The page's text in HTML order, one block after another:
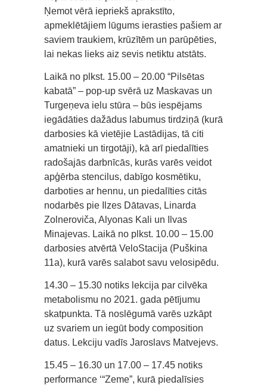
Ņemot vērā iepriekš aprakstīto,
apmeklētājiem lūgums ierasties pašiem ar
saviem traukiem, krūzītēm un parūpēties,
lai nekas lieks aiz sevis netiktu atstāts.
Laikā no plkst. 15.00 – 20.00 “Pilsētas
kabatā” – pop-up svērā uz Maskavas un
Turgeņeva ielu stūra – būs iespējams
iegādāties dažādus labumus tirdziņā (kurā
darbosies kā vietējie Lastādijas, tā citi
amatnieki un tirgotāji), kā arī piedalīties
radošajās darbnīcās, kurās varēs veidot
apģērba stencilus, dabīgo kosmētiku,
darboties ar hennu, un piedalīties citās
nodarbēs pie Ilzes Dātavas, Linarda
Zolneroviča, Alyonas Kali un Ilvas
Minajevas. Laikā no plkst. 10.00 – 15.00
darbosies atvērtā VeloStacija (Puškina
11a), kurā varēs salabot savu velosipēdu.
14.30 – 15.30 notiks lekcija par cilvēka
metabolismu no 2021. gada pētījumu
skatpunkta. Tā noslēgumā varēs uzkāpt
uz svariem un iegūt body composition
datus. Lekciju vadīs Jaroslavs Matvejevs.
15.45 – 16.30 un 17.00 – 17.45 notiks
performance ‘“Zeme”, kurā piedalīsies